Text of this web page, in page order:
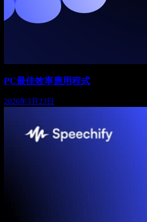
PC最佳效率應用程式
2026年3月23日